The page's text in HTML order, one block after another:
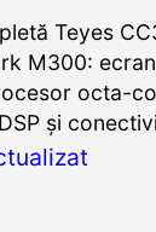
Teyes
M300: ecran
octa-
și